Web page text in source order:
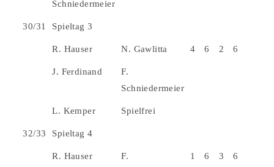
Schniedermeier
30/31 Spieltag 3
R. Hauser N. Gawlitta 4 6 2 6
J. Ferdinand
F.
Schniedermeier
L. Kemper Spielfrei
32/33 Spieltag 4
R. Hauser
F.
1 6 3 6